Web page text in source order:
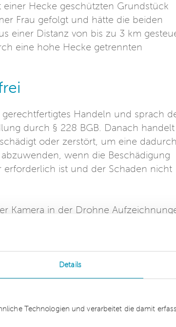
Details
Technologien und verarbeitet die damit
Hecke geschützten Grundstück
Frau gefolgt und hätte die beiden
einer Distanz von bis zu 3 km
eine hohe Hecke getrennten
Handeln und sprach
durch § 228 BGB. Danach handelt
oder zerstört, um eine dadurch
wenn die Beschädigung
ist und der Schaden nicht
Kamera in der Drohne
sich bei dem mit einer hohen Hecke
geschützten Raum handelt,
Verletzung des
dar. Diese Gefahr der
seiner Familie durfte er abwenden.
Gefahr, da sich die Familie mit der
mit einer Kamera ausgestatteten
einen Drachen steigen oder ein